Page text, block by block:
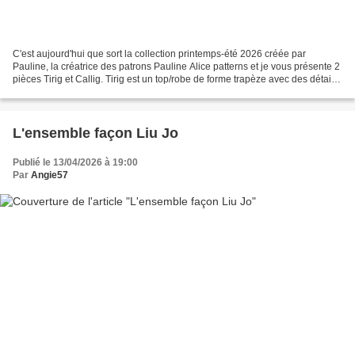
C'est aujourd'hui que sort la collection printemps-été 2026 créée par
Pauline, la créatrice des patrons Pauline Alice patterns et je vous présente 2
pièces Tirig et Callig. Tirig est un top/robe de forme trapèze avec des détails
L'ensemble façon Liu Jo
Publié le 13/04/2026 à 19:00
Par Angie57